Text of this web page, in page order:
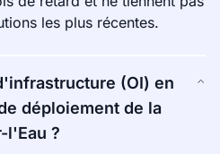
les plus récentes.
(OI) en
déploiement de la
l'Eau ?